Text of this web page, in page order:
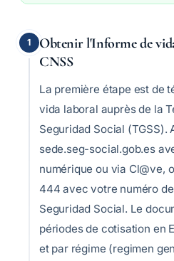
1
Obtenir l'Informe de
CNSS
La première étape est de
vida laboral auprès de la
Seguridad Social (TGSS).
sede.seg-social.gob.es
numérique ou via Cl@ve,
444 avec votre numéro
Seguridad Social. Le
périodes de cotisation en
et par régime (regimen